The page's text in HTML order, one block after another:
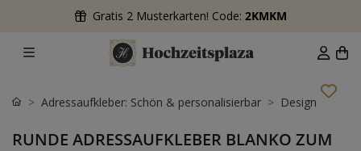
Gratis 2 Musterkarten! Code: 2KMKM
Adressaufkleber: Schön & personalisierbar Design
RUNDE ADRESSAUFKLEBER BLANKO ZUM